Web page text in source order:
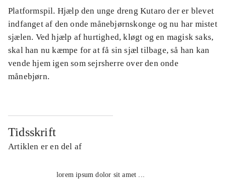
Platformspil. Hjælp den unge dreng Kutaro der er blevet
indfanget af den onde månebjørnskonge og nu har mistet
sjælen. Ved hjælp af hurtighed, kløgt og en magisk saks,
skal han nu kæmpe for at få sin sjæl tilbage, så han kan
vende hjem igen som sejrsherre over den onde
månebjørn.
Tidsskrift
Artiklen er en del af
lorem ipsum dolor sit amet ...